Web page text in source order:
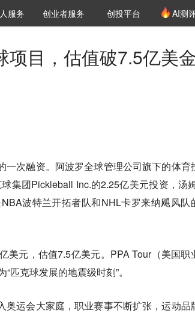
资机构库
职位推介
服务 创投氪堂
创业者服务 创投平台 AI测
项目，估值破7.5亿美
次融资。阿波罗全球管理公司旗下的体育
集团Pickleball Inc.的2.25亿美元投资，汤
波特兰开拓者队和NHL卡罗来纳飓风队
美元，估值7.5亿美元。PPA Tour（美国职
匹克球发展的地震级时刻”。
运会大家庭，职业赛事不断扩张，运动品